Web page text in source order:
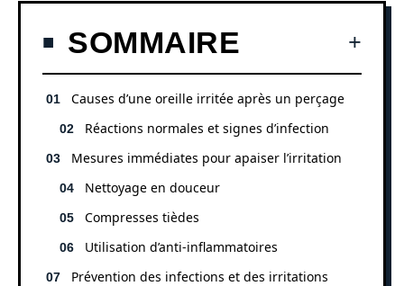
SOMMAIRE
Causes d’une oreille irritée après un perçage
Réactions normales et signes d’infection
Mesures immédiates pour apaiser l’irritation
Nettoyage en douceur
Compresses tièdes
Utilisation d’anti-inflammatoires
Prévention des infections et des irritations